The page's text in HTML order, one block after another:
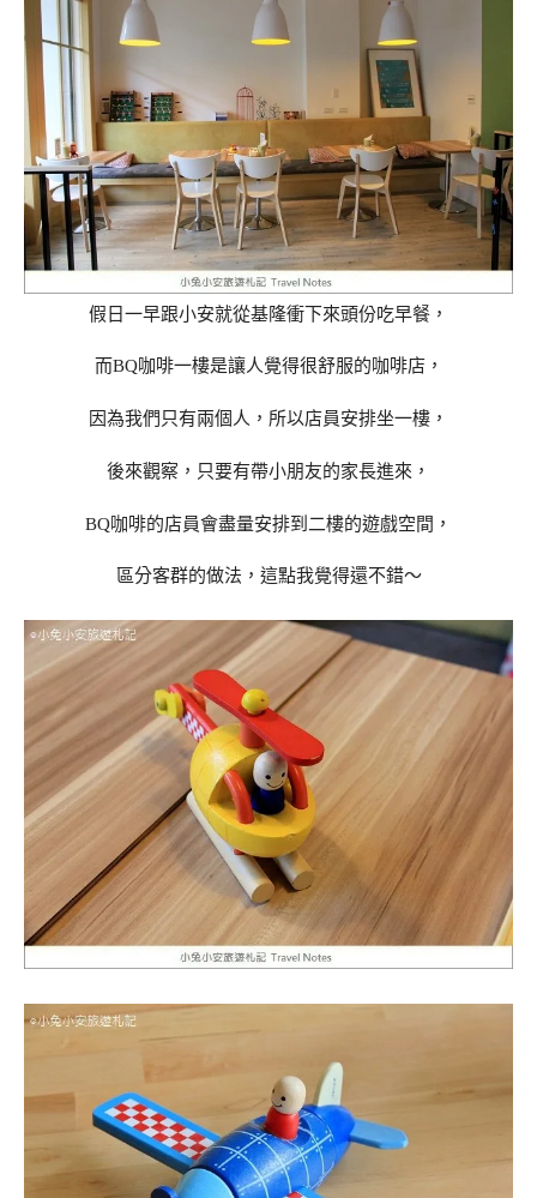
假日一早跟小安就從基隆衝下來頭份吃早餐，
而BQ咖啡一樓是讓人覺得很舒服的咖啡店，
因為我們只有兩個人，所以店員安排坐一樓，
後來觀察，只要有帶小朋友的家長進來，
BQ咖啡的店員會盡量安排到二樓的遊戲空間，
區分客群的做法，這點我覺得還不錯～